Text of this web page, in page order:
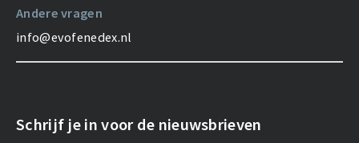
Andere vragen
info@evofenedex.nl
Schrijf je in voor de nieuwsbrieven